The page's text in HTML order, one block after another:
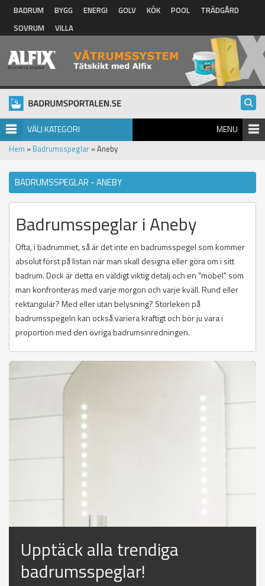
Hoppa till huvudinnehåll
BADRUM BYGG ENERGI GOLV KÖK POOL
TRÄDGÅRD
SOVRUM
VILLA
VÄLJ KATEGORI MENU
Hem » Badrumsspeglar » Aneby
BADRUMSSPEGLAR - ANEBY
Badrumsspeglar i Aneby
Ofta, i badrummet, så är det inte en badrumsspegel som kommer
absolut först på listan när man skall designa eller göra om i sitt
badrum. Dock är detta en väldigt viktig detalj och en "möbel" som
man konfronteras med varje morgon och varje kväll. Rund eller
rektangulär? Med eller utan belysning? Storleken på
badrumsspegeln kan också variera kraftigt och bör ju vara i
proportion med den övriga badrumsinredningen.
Upptäck alla trendiga
badrumsspeglar!